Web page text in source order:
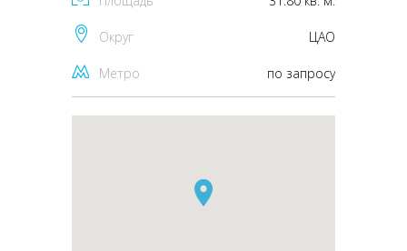
Округ ЦАО
Метро по запросу